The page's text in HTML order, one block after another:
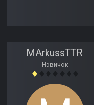
MArkussTTR
Новичок